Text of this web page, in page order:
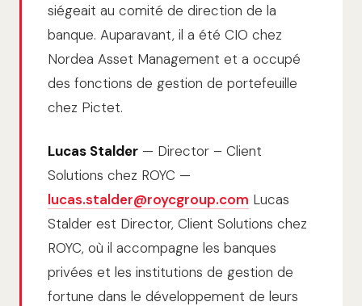
siégeait au comité de direction de la
banque. Auparavant, il a été CIO chez
Nordea Asset Management et a occupé
des fonctions de gestion de portefeuille
chez Pictet.
Lucas Stalder — Director – Client
Solutions chez ROYC —
lucas.stalder@roycgroup.com Lucas
Stalder est Director, Client Solutions chez
ROYC, où il accompagne les banques
privées et les institutions de gestion de
fortune dans le développement de leurs